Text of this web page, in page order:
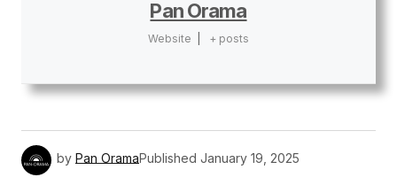
Pan Orama
Website + posts
by Pan OramaPublished January 19, 2025